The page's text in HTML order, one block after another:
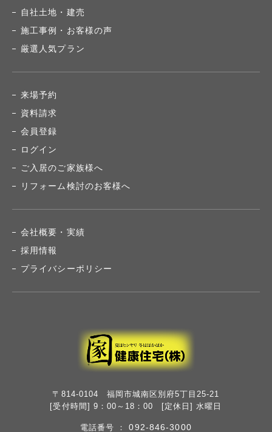
自社土地・建売
施工事例・お客様の声
厳選人気プラン
来場予約
資料請求
会員登録
ログイン
ご入居のご家族様へ
リフォーム検討のお客様へ
会社概要・実績
採用情報
プライバシーポリシー
〒814-0104 福岡市城南区別府5丁目25-21
[受付時間] 9：00～18：00 [定休日] 水曜日
電話番号 ：092-846-3000